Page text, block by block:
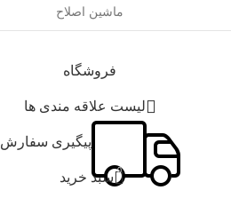
ماشین اصلاح
فروشگاه
لیست علاقه مندی ها
پیگیری سفارش
0 سبد خرید